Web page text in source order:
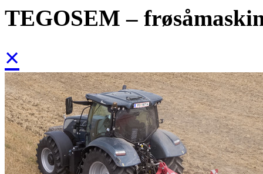
TEGOSEM –
×